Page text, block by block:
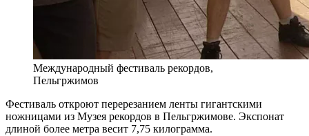
Международный фестиваль рекордов,
Пельгржимов
Фестиваль откроют перерезанием ленты гигантскими
ножницами из Музея рекордов в Пельгржимове. Экспонат
длиной более метра весит 7,75 килограмма.